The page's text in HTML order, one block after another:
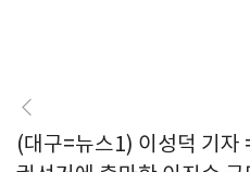
(대구=뉴스1) 이성덕 기자